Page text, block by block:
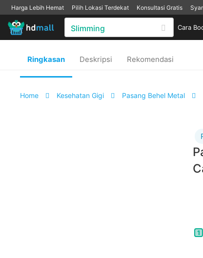
Harga Lebih Hemat Pilih Lokasi Terdekat Konsultasi Gratis
Cara
Ringkasan Deskripsi Rekomendasi
Home Kesehatan Gigi Pasang Behel Metal
1